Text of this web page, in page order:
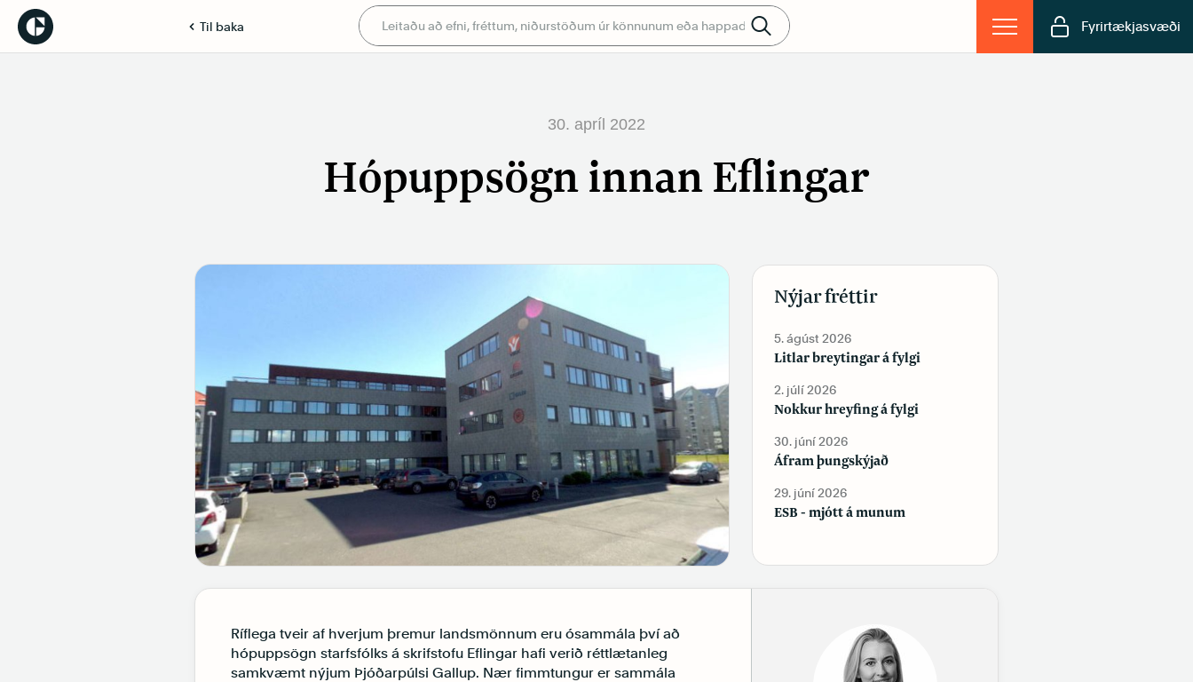
Til baka Fyrirtækjasvæði
30. apríl 2022
Hópuppsögn innan Eflingar
Nýjar fréttir
5. ágúst 2026
Litlar breytingar á fylgi
2. júlí 2026
Nokkur hreyfing á fylgi
30. júní 2026
Áfram þungskýjað
29. júní 2026
ESB - mjótt á munum
Ríflega tveir af hverjum þremur landsmönnum eru ósammála því að
hópuppsögn starfsfólks á skrifstofu Eflingar hafi verið réttlætanleg
samkvæmt nýjum Þjóðarpúlsi Gallup. Nær fimmtungur er sammála